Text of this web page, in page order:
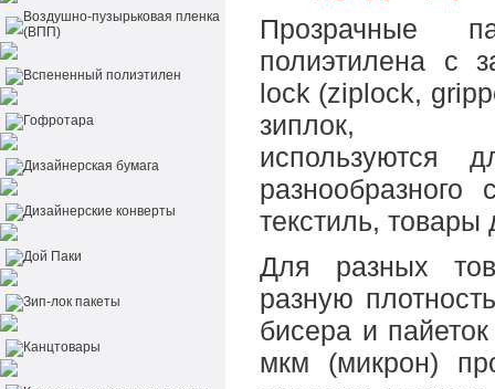
Воздушно-пузырьковая пленка
(ВПП)
Вспененный полиэтилен
Гофротара
Дизайнерская бумага
Дизайнерские конверты
Дой Паки
Зип-лок пакеты
Канцтовары
Прозрачные
полиэтилена с
lock (ziplock,
зиплок,
используются
разнообразного
текстиль,
Для разных
разную
бисера и
мкм (микрон)